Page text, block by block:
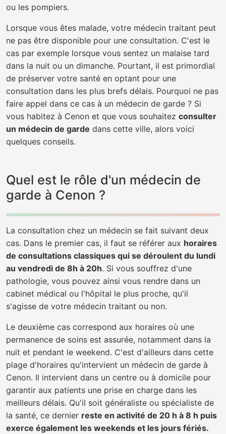
ou les pompiers.
Lorsque vous êtes malade, votre médecin traitant peut
ne pas être disponible pour une consultation. C'est le
cas par exemple lorsque vous sentez un malaise tard
dans la nuit ou un dimanche. Pourtant, il est primordial
de préserver votre santé en optant pour une
consultation dans les plus brefs délais. Pourquoi ne pas
faire appel dans ce cas à un médecin de garde ? Si
vous habitez à Cenon et que vous souhaitez consulter
un médecin de garde dans cette ville, alors voici
quelques conseils.
Quel est le rôle d'un médecin de
garde à Cenon ?
La consultation chez un médecin se fait suivant deux
cas. Dans le premier cas, il faut se référer aux horaires
de consultations classiques qui se déroulent du lundi
au vendredi de 8h à 20h. Si vous souffrez d'une
pathologie, vous pouvez ainsi vous rendre dans un
cabinet médical ou l'hôpital le plus proche, qu'il
s'agisse de votre médecin traitant ou non.
Le deuxième cas correspond aux horaires où une
permanence de soins est assurée, notamment dans la
nuit et pendant le weekend. C'est d'ailleurs dans cette
plage d'horaires qu'intervient un médecin de garde à
Cenon. Il intervient dans un centre ou à domicile pour
garantir aux patients une prise en charge dans les
meilleurs délais. Qu'il soit généraliste ou spécialiste de
la santé, ce dernier reste en activité de 20 h à 8 h puis
exerce également les weekends et les jours fériés.